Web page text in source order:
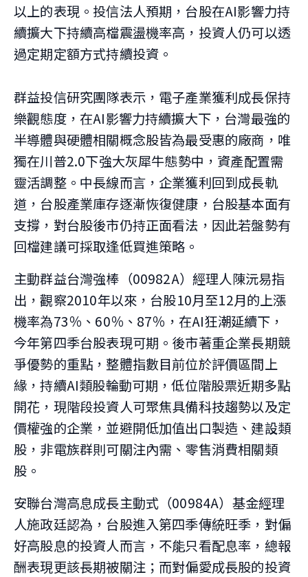
以上的表現。投信法人預期，台股在AI影響力持
續擴大下持續高檔震盪機率高，投資人仍可以透
過定期定額方式持續投資。
群益投信研究團隊表示，電子產業獲利成長保持
樂觀態度，在AI影響力持續擴大下，台灣最強的
半導體與硬體相關概念股皆為最受惠的廠商，唯
獨在川普2.0下強大灰犀牛態勢中，資產配置需
靈活調整。中長線而言，企業獲利回到成長軌
道，台股產業庫存逐漸恢復健康，台股基本面有
支撐，對台股後市仍持正面看法，因此若盤勢有
回檔建議可採取逢低買進策略。
主動群益台灣強棒（00982A）經理人陳沅易指
出，觀察2010年以來，台股10月至12月的上漲
機率為73％、60％、87％，在AI狂潮延續下，
今年第四季台股表現可期。後市著重企業長期競
爭優勢的重點，整體指數目前位於評價區間上
緣，持續AI類股輪動可期，低位階股票近期多點
開花，現階段投資人可聚焦具備科技趨勢以及定
價權強的企業，並避開低加值出口製造、建設類
股，非電族群則可關注內需、零售消費相關類
股。
安聯台灣高息成長主動式（00984A）基金經理
人施政廷認為，台股進入第四季傳統旺季，對偏
好高股息的投資人而言，不能只看配息率，總報
酬表現更該長期被關注；而對偏愛成長股的投資